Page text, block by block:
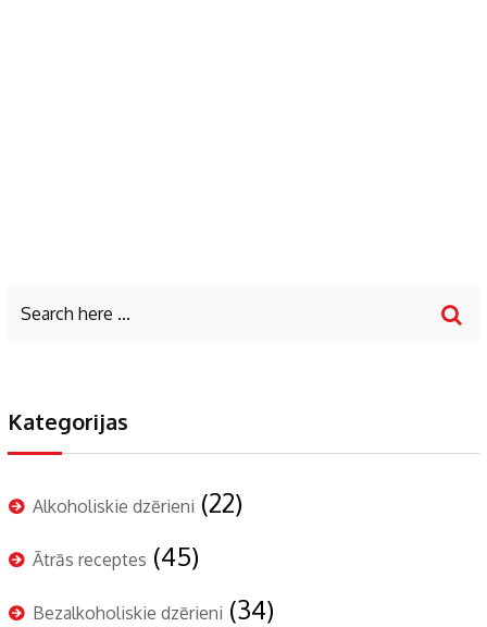
Kategorijas
Alkoholiskie dzērieni (22)
Ātrās receptes (45)
Bezalkoholiskie dzērieni (34)